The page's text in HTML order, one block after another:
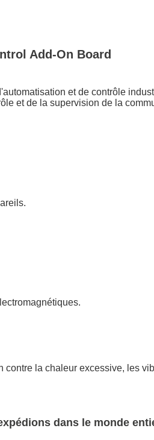
Add-On Board
et de contrôle
et de la supervision de la
contre la chaleur excessive, les
dans le monde